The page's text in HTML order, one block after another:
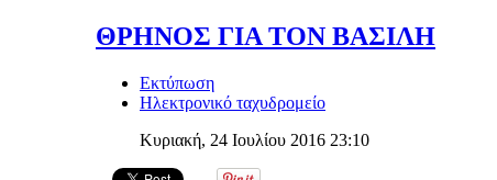
ΘΡΗΝΟΣ ΓΙΑ ΤΟΝ ΒΑΣΙΛΗ
Εκτύπωση
Ηλεκτρονικό ταχυδρομείο
Κυριακή, 24 Ιουλίου 2016 23:10